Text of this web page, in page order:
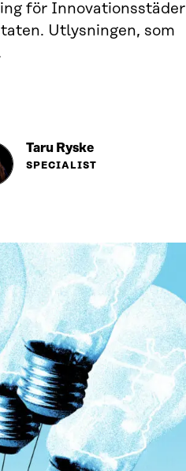
för Innovationsstäder
Utlysningen, som
Taru Ryske
SPECIALIST